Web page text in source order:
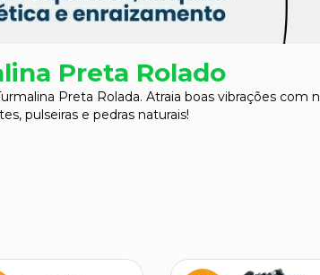
Preta Rolado
Preta Rolada. Atraia boas vibrações com
pulseiras e pedras naturais!